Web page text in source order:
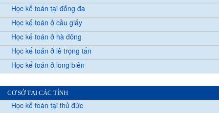
Học kế toán tại đống đa
Học kế toán ở cầu giấy
Học kế toán ở hà đông
Học kế toán ở lê trọng tấn
Học kế toán ở long biên
CƠ SỞ TẠI CÁC TỈNH
Học kế toán tại thủ đức